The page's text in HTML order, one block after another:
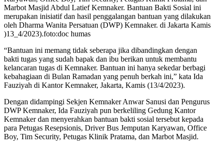
Marbot Masjid Abdul Latief Kemnaker. Bantuan Bakti Sosial ini
merupakan inisiatif dan hasil penggalangan bantuan yang dilakukan
oleh Dharma Wanita Persatuan (DWP) Kemnaker. di Jakarta Kamis
)13_4/2023).foto:doc humas
“Bantuan ini memang tidak seberapa jika dibandingkan dengan
bakti tugas yang sudah bapak dan ibu berikan untuk membantu
kelancaran tugas di Kemnaker. Bantuan ini hanya sekedar berbagi
kebahagiaan di Bulan Ramadan yang penuh berkah ini,” kata Ida
Fauziyah di Kantor Kemnaker, Jakarta, Kamis (13/4/2023).
Dengan didampingi Sekjen Kemnaker Anwar Sanusi dan Pengurus
DWP Kemnaker, Ida Fauziyah pun berkeliling Gedung Kantor
Kemnaker dan menyerahkan bantuan bakti sosial tersebut kepada
para Petugas Resepsionis, Driver Bus Jemputan Karyawan, Office
Boy, Tim Security, Petugas Klinik Pratama, dan Marbot Masjid.